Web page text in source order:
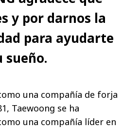
y por darnos la
para ayudarte
sueño.
una compañía de forja
Taewoong se ha
una compañía líder en